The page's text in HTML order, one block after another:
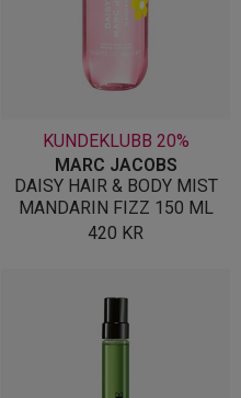
KUNDEKLUBB 20%
MARC JACOBS
DAISY HAIR & BODY MIST
MANDARIN FIZZ 150 ML
420 KR